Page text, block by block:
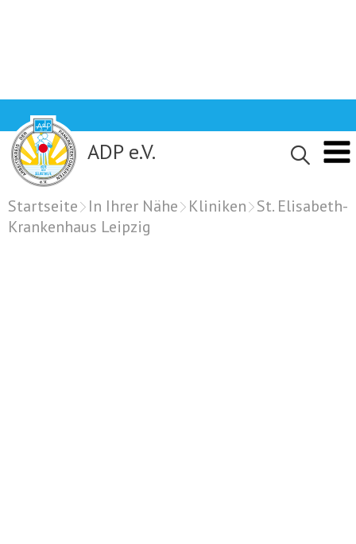
to
content
ADP e.V.
Startseite In Ihrer Nähe Kliniken St. Elisabeth-
Krankenhaus Leipzig